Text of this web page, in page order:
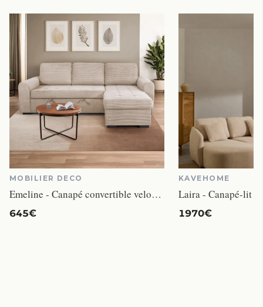
MOBILIER DECO
Emeline - Canapé convertible velours côtelé Beige
645€
KAVEHOME
1970€